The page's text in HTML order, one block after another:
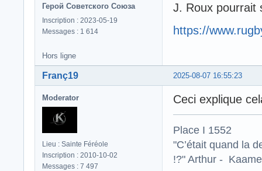
Герой Советского Союза
Inscription : 2023-05-19
Messages : 1 614
J. Roux pourrait
https://
Hors ligne
2025-08-07 16:55:23
Franç19
Moderator
Lieu : Sainte Féréole
Inscription : 2010-10-02
Messages : 7 497
Ceci explique
Place I 1552
"C’était quand la
!?" Arthur -